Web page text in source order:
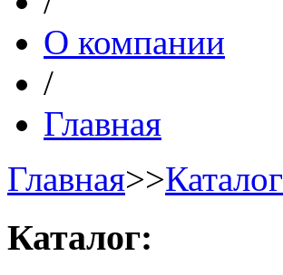
О компании
/
Главная
Главная>>Каталог
Каталог: